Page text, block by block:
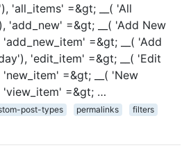
'all_items' =&gt; __( 'All
'add_new' =&gt; __( 'Add New
=&gt; __( 'Add
'edit_item' =&gt; __( 'Edit
=&gt; __( 'New
'view_item' =&gt; …
post-types permalinks
filters